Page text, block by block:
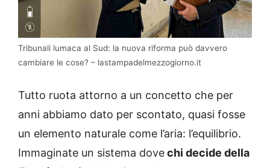
Tribunali lumaca al Sud: la nuova riforma può davvero
cambiare le cose? – lastampadelmezzogiorno.it
Tutto ruota attorno a un concetto che per
anni abbiamo dato per scontato, quasi fosse
un elemento naturale come l’aria: l’equilibrio.
Immaginate un sistema dovechi decide della